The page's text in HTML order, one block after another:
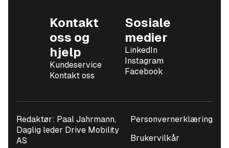
Kontakt
oss og
hjelp
Kundeservice
Kontakt oss
Sosiale
medier
LinkedIn
Instagram
Facebook
Redaktør: Paal Jahrmann,
Daglig leder Drive Mobility
AS
Personvernerklæring
Brukervilkår